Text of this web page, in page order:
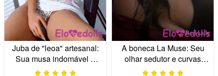
Juba de "leoa" artesanal:
Sua musa indomável e
hiper-realista.
A boneca La Muse: Seu
olhar sedutor e curvas
realistas de gelatina.